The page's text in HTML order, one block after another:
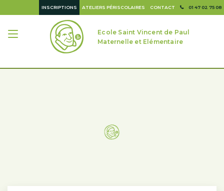
01 47 02 75 08
CONTACT
ATELIERS PÉRISCOLAIRES
INSCRIPTIONS
Ecole Saint Vincent de Paul
Maternelle et Elémentaire